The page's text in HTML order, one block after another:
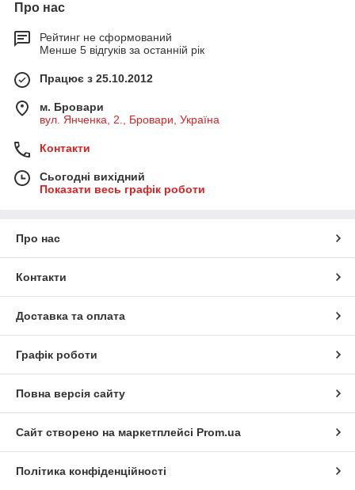
Про нас
Рейтинг не сформований
Менше 5 відгуків за останній рік
Працює з 25.10.2012
м. Бровари
вул. Янченка, 2., Бровари, Україна
Контакти
Сьогодні вихідний
Показати весь графік роботи
Про нас
Контакти
Доставка та оплата
Графік роботи
Повна версія сайту
Сайт створено на маркетплейсі Prom.ua
Політика конфіденційності